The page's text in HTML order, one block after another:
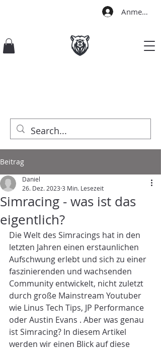
Anmelden
Beitrag
Simracing - was ist das
eigentlich?
Daniel
26. Dez. 2023 3 Min. Lesezeit
Die Welt des Simracings hat in den
letzten Jahren einen erstaunlichen
Aufschwung erlebt und sich zu einer
faszinierenden und wachsenden
Community entwickelt, nicht zuletzt
durch große Mainstream Youtuber
wie Linus Tech Tips, JP Performance
oder Austin Evans . Aber was genau
ist Simracing? In diesem Artikel
werden wir einen Blick auf diese